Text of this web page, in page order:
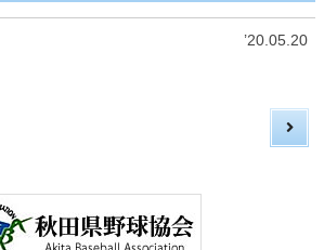
’20.05.20